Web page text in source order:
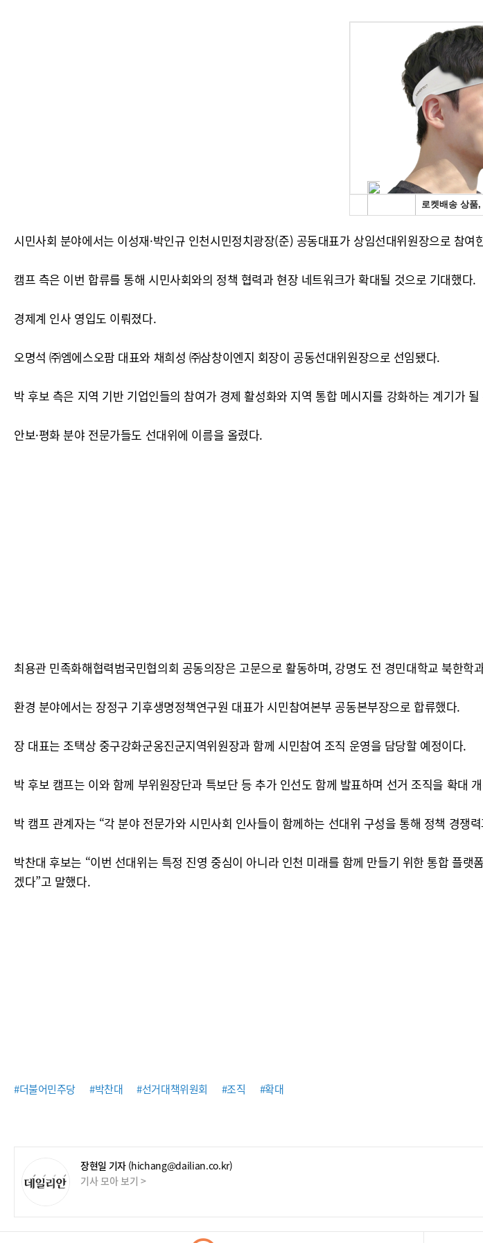
시민사회 분야에서는 이성재·박인규 인천시민정치광장(준) 공동대표가 상임선대위원장으로 참여
캠프 측은 이번 합류를 통해 시민사회와의 정책 협력과 현장 네트워크가 확대될 것으로 기대했다.
경제계 인사 영입도 이뤄졌다.
오명석 ㈜엠에스오팜 대표와 채희성 ㈜삼창이엔지 회장이 공동선대위원장으로 선임됐다.
박 후보 측은 지역 기반 기업인들의 참여가 경제 활성화와 지역 통합 메시지를 강화하는 계기가
안보·평화 분야 전문가들도 선대위에 이름을 올렸다.
최용관 민족화해협력범국민협의회 공동의장은 고문으로 활동하며, 강명도 전 경민대학교 북한
환경 분야에서는 장정구 기후생명정책연구원 대표가 시민참여본부 공동본부장으로 합류했다.
장 대표는 조택상 중구강화군옹진군지역위원장과 함께 시민참여 조직 운영을 담당할 예정이다.
박 후보 캠프는 이와 함께 부위원장단과 특보단 등 추가 인선도 함께 발표하며 선거 조직을 확대
박 캠프 관계자는 “각 분야 전문가와 시민사회 인사들이 함께하는 선대위 구성을 통해 정책 경쟁
박찬대 후보는 “이번 선대위는 특정 진영 중심이 아니라 인천 미래를 함께 만들기 위한 통합 플
겠다”고 말했다.
#더불어민주당 #박찬대 #선거대책위원회 #조직 #확대
장현일 기자 (hichang@dailian.co.kr)
기사 모아 보기 >